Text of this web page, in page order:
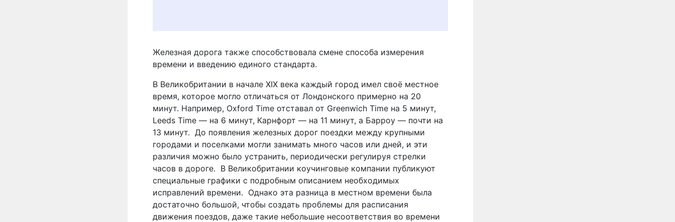
Железная дорога также способствовала смене способа измерения
времени и введению единого стандарта.
В Великобритании в начале XIX века каждый город имел своё местное
время, которое могло отличаться от Лондонского примерно на 20
минут. Например, Oxford Time отставал от Greenwich Time на 5 минут,
Leeds Time — на 6 минут, Карнфорт — на 11 минут, а Барроу — почти на
13 минут. До появления железных дорог поездки между крупными
городами и поселками могли занимать много часов или дней, и эти
различия можно было устранить, периодически регулируя стрелки
часов в дороге. В Великобритании коучинговые компании публикуют
специальные графики с подробным описанием необходимых
исправлений времени. Однако эта разница в местном времени была
достаточно большой, чтобы создать проблемы для расписания
движения поездов, даже такие небольшие несоответствия во времени